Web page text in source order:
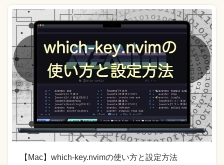
【Mac】which-key.nvimの使い方と設定方法